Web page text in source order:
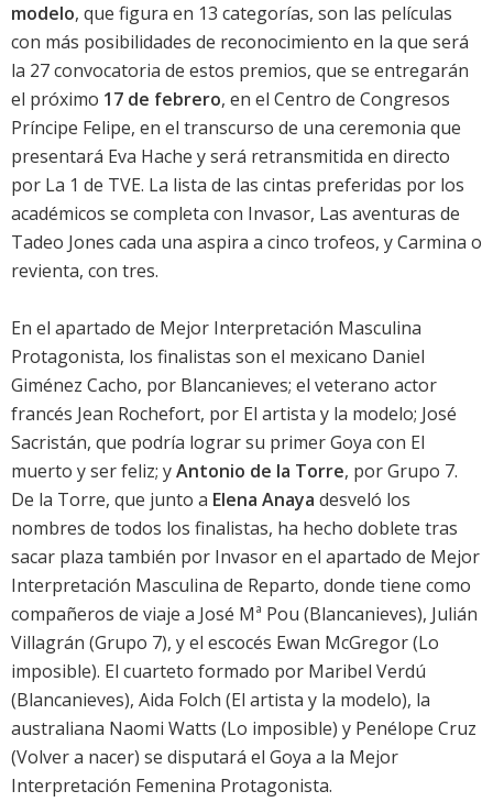
modelo, que figura en 13 categorías, son las películas
con más posibilidades de reconocimiento en la que será
la 27 convocatoria de estos premios, que se entregarán
el próximo 17 de febrero, en el Centro de Congresos
Príncipe Felipe, en el transcurso de una ceremonia que
presentará Eva Hache y será retransmitida en directo
por La 1 de TVE. La lista de las cintas preferidas por los
académicos se completa con Invasor, Las aventuras de
Tadeo Jones cada una aspira a cinco trofeos, yCarmina o
revienta, con tres.
En el apartado de Mejor Interpretación Masculina
Protagonista, los finalistas son el mexicano Daniel
Giménez Cacho, por Blancanieves; el veterano actor
francés Jean Rochefort, por El artista y la modelo; José
Sacristán, que podría lograr su primer Goya con El
muerto y ser feliz; yAntonio de la Torre, porGrupo 7.
De la Torre, que junto a Elena Anaya desveló los
nombres de todos los finalistas, ha hecho doblete tras
sacar plaza también por Invasoren el apartado de Mejor
Interpretación Masculina de Reparto, donde tiene como
compañeros de viaje a José Mª Pou (Blancanieves), Julián
Villagrán (Grupo 7), y el escocés Ewan McGregor(Lo
imposible). El cuarteto formado por Maribel Verdú
(Blancanieves), Aida Folch (El artista y la modelo), la
australiana Naomi Watts (Lo imposible) y Penélope Cruz
(Volver a nacer) se disputará el Goya a la Mejor
Interpretación Femenina Protagonista.